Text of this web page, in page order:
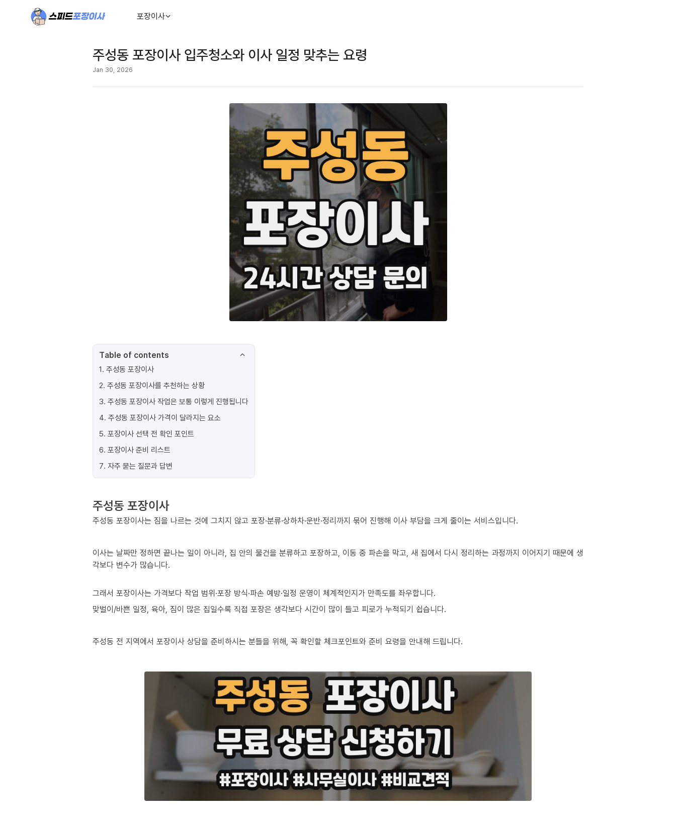
포장이사
주성동 포장이사 입주청소와 이사 일정 맞추는 요령
Jan 30, 2026
Table of contents
1. 주성동 포장이사
2. 주성동 포장이사를 추천하는 상황
3. 주성동 포장이사 작업은 보통 이렇게 진행됩니다
4. 주성동 포장이사 가격이 달라지는 요소
5. 포장이사 선택 전 확인 포인트
6. 포장이사 준비 리스트
7. 자주 묻는 질문과 답변
주성동 포장이사
주성동 포장이사는 짐을 나르는 것에 그치지 않고 포장·분류·상하차·운반·정리까지 묶어 진행해 이사 부담을 크게 줄이는 서비스입니다.
이사는 날짜만 정하면 끝나는 일이 아니라, 집 안의 물건을 분류하고 포장하고, 이동 중 파손을 막고, 새 집에서 다시 정리하는 과정까지 이어지기 때문에 생
각보다 변수가 많습니다.
그래서 포장이사는 가격보다 작업 범위·포장 방식·파손 예방·일정 운영이 체계적인지가 만족도를 좌우합니다.
맞벌이/바쁜 일정, 육아, 짐이 많은 집일수록 직접 포장은 생각보다 시간이 많이 들고 피로가 누적되기 쉽습니다.
주성동 전 지역에서 포장이사 상담을 준비하시는 분들을 위해, 꼭 확인할 체크포인트와 준비 요령을 안내해 드립니다.